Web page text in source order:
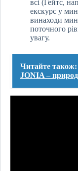
всі (Гейтс,
екскурс у
винаходи
поточного
увагу.
Читайте також:
JONIA –